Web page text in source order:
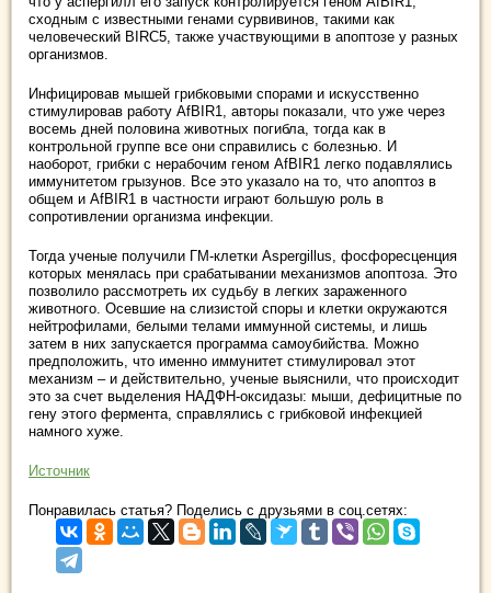
сходным с известными генами сурвивинов, такими как
человеческий BIRC5, также участвующими в апоптозе у разных
организмов.
Инфицировав мышей грибковыми спорами и искусственно
стимулировав работу AfBIR1, авторы показали, что уже через
восемь дней половина животных погибла, тогда как в
контрольной группе все они справились с болезнью. И
наоборот, грибки с нерабочим геном AfBIR1 легко подавлялись
иммунитетом грызунов. Все это указало на то, что апоптоз в
общем и AfBIR1 в частности играют большую роль в
сопротивлении организма инфекции.
Тогда ученые получили ГМ-клетки Aspergillus, фосфоресценция
которых менялась при срабатывании механизмов апоптоза. Это
позволило рассмотреть их судьбу в легких зараженного
животного. Осевшие на слизистой споры и клетки окружаются
нейтрофилами, белыми телами иммунной системы, и лишь
затем в них запускается программа самоубийства. Можно
предположить, что именно иммунитет стимулировал этот
механизм – и действительно, ученые выяснили, что происходит
это за счет выделения НАДФH-оксидазы: мыши, дефицитные по
гену этого фермента, справлялись с грибковой инфекцией
намного хуже.
Источник
Понравилась статья? Поделись с друзьями в соц.сетях: